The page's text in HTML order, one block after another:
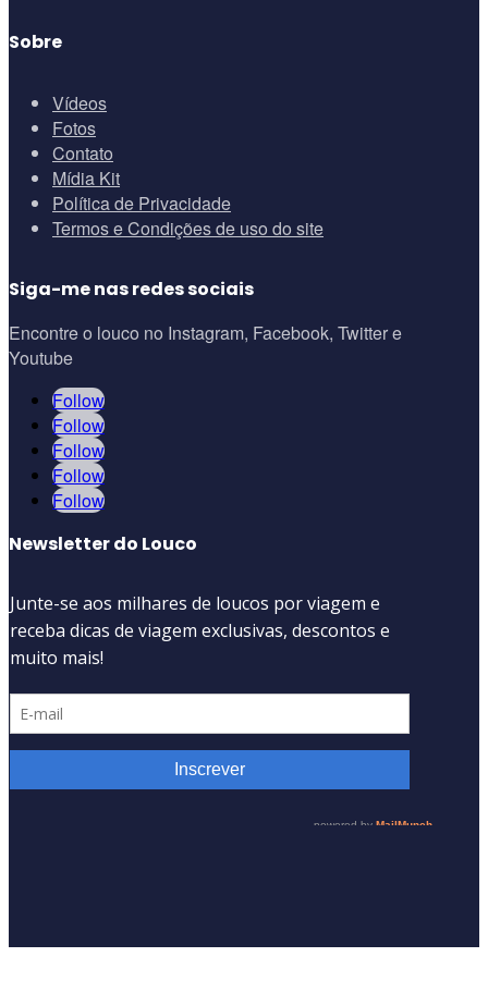
Sobre
Vídeos
Fotos
Contato
Mídia Kit
Política de Privacidade
Termos e Condições de uso do site
Siga-me nas redes sociais
Encontre o louco no Instagram, Facebook, Twitter e
Youtube
Follow
Follow
Follow
Follow
Follow
Newsletter do Louco